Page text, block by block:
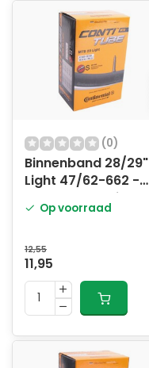
(0)
Binnenband 28/29"
Light 47/62-662 -
SV42mm ventiel
Op voorraad
12,55
11,95